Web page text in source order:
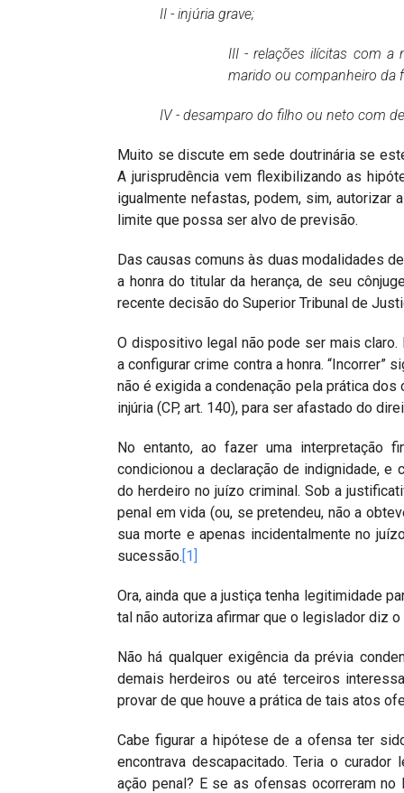
II - injúria grave;
III - relações ilícitas com
marido ou companheiro da
IV - desamparo do filho ou neto com
Muito se discute em sede doutrinária se
A jurisprudência vem flexibilizando as
igualmente nefastas, podem, sim, autorizar
limite que possa ser alvo de previsão.
Das causas comuns às duas modalidades
a honra do titular da herança, de seu
recente decisão do Superior Tribunal de
O dispositivo legal não pode ser mais claro.
a configurar crime contra a honra. “Incorrer”
não é exigida a condenação pela prática dos
injúria (CP, art. 140), para ser afastado do
No entanto, ao fazer uma interpretação
condicionou a declaração de indignidade, e
do herdeiro no juízo criminal. Sob a
penal em vida (ou, se pretendeu, não a
sua morte e apenas incidentalmente no
sucessão.[1]
Ora, ainda que a justiça tenha legitimidade
tal não autoriza afirmar que o legislador diz
Não há qualquer exigência da prévia
demais herdeiros ou até terceiros
provar de que houve a prática de tais atos
Cabe figurar a hipótese de a ofensa ter
encontrava descapacitado. Teria o
ação penal? E se as ofensas ocorreram